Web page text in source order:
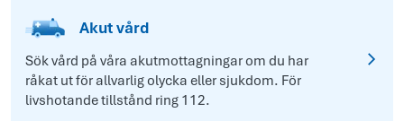
Akut vård
Sök vård på våra akutmottagningar om du har
råkat ut för allvarlig olycka eller sjukdom. För
livshotande tillstånd ring 112.